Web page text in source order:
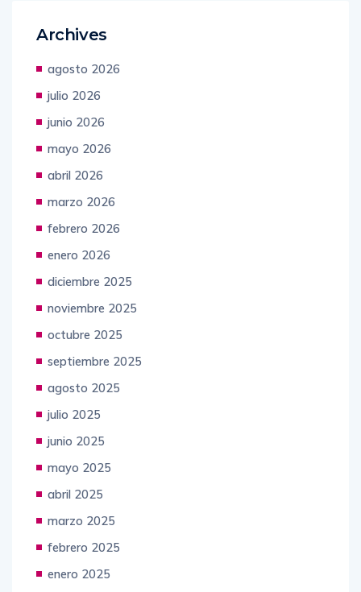
Archives
agosto 2026
julio 2026
junio 2026
mayo 2026
abril 2026
marzo 2026
febrero 2026
enero 2026
diciembre 2025
noviembre 2025
octubre 2025
septiembre 2025
agosto 2025
julio 2025
junio 2025
mayo 2025
abril 2025
marzo 2025
febrero 2025
enero 2025